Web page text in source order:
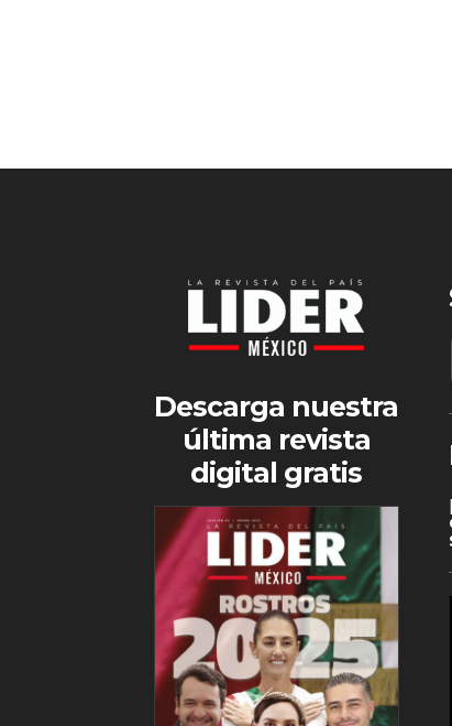
Descarga nuestra
última revista
digital gratis